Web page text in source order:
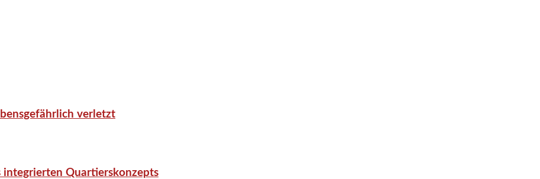
verletzt
integrierten Quartierskonzepts